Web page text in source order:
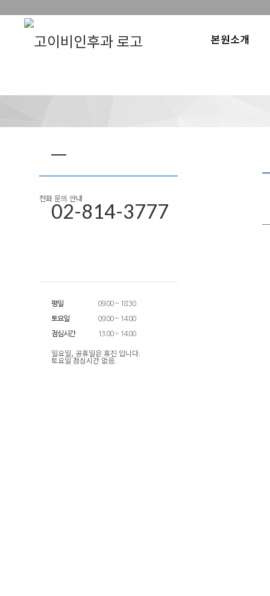
본원소개
전화 문의 안내
02-814-3777
평일 09:00 ~ 18:30
토요일 09:00 ~ 14:00
점심시간 13:00 ~ 14:00
일요일, 공휴일은 휴진 입니다.
토요일 점심시간 없음.